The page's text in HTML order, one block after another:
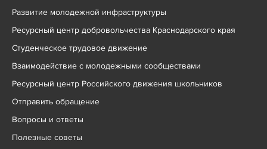
Развитие молодежной инфраструктуры
Ресурсный центр добровольчества Краснодарского края
Студенческое трудовое движение
Взаимодействие с молодежными сообществами
Ресурсный центр Российского движения школьников
Отправить обращение
Вопросы и ответы
Полезные советы